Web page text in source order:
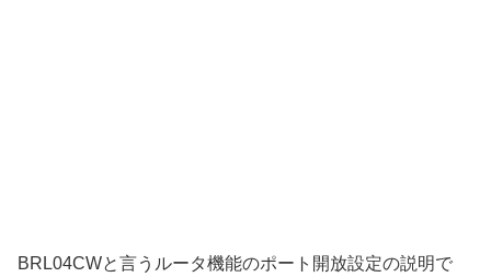
BRL04CWと言うルータ機能のポート開放設定の説明で